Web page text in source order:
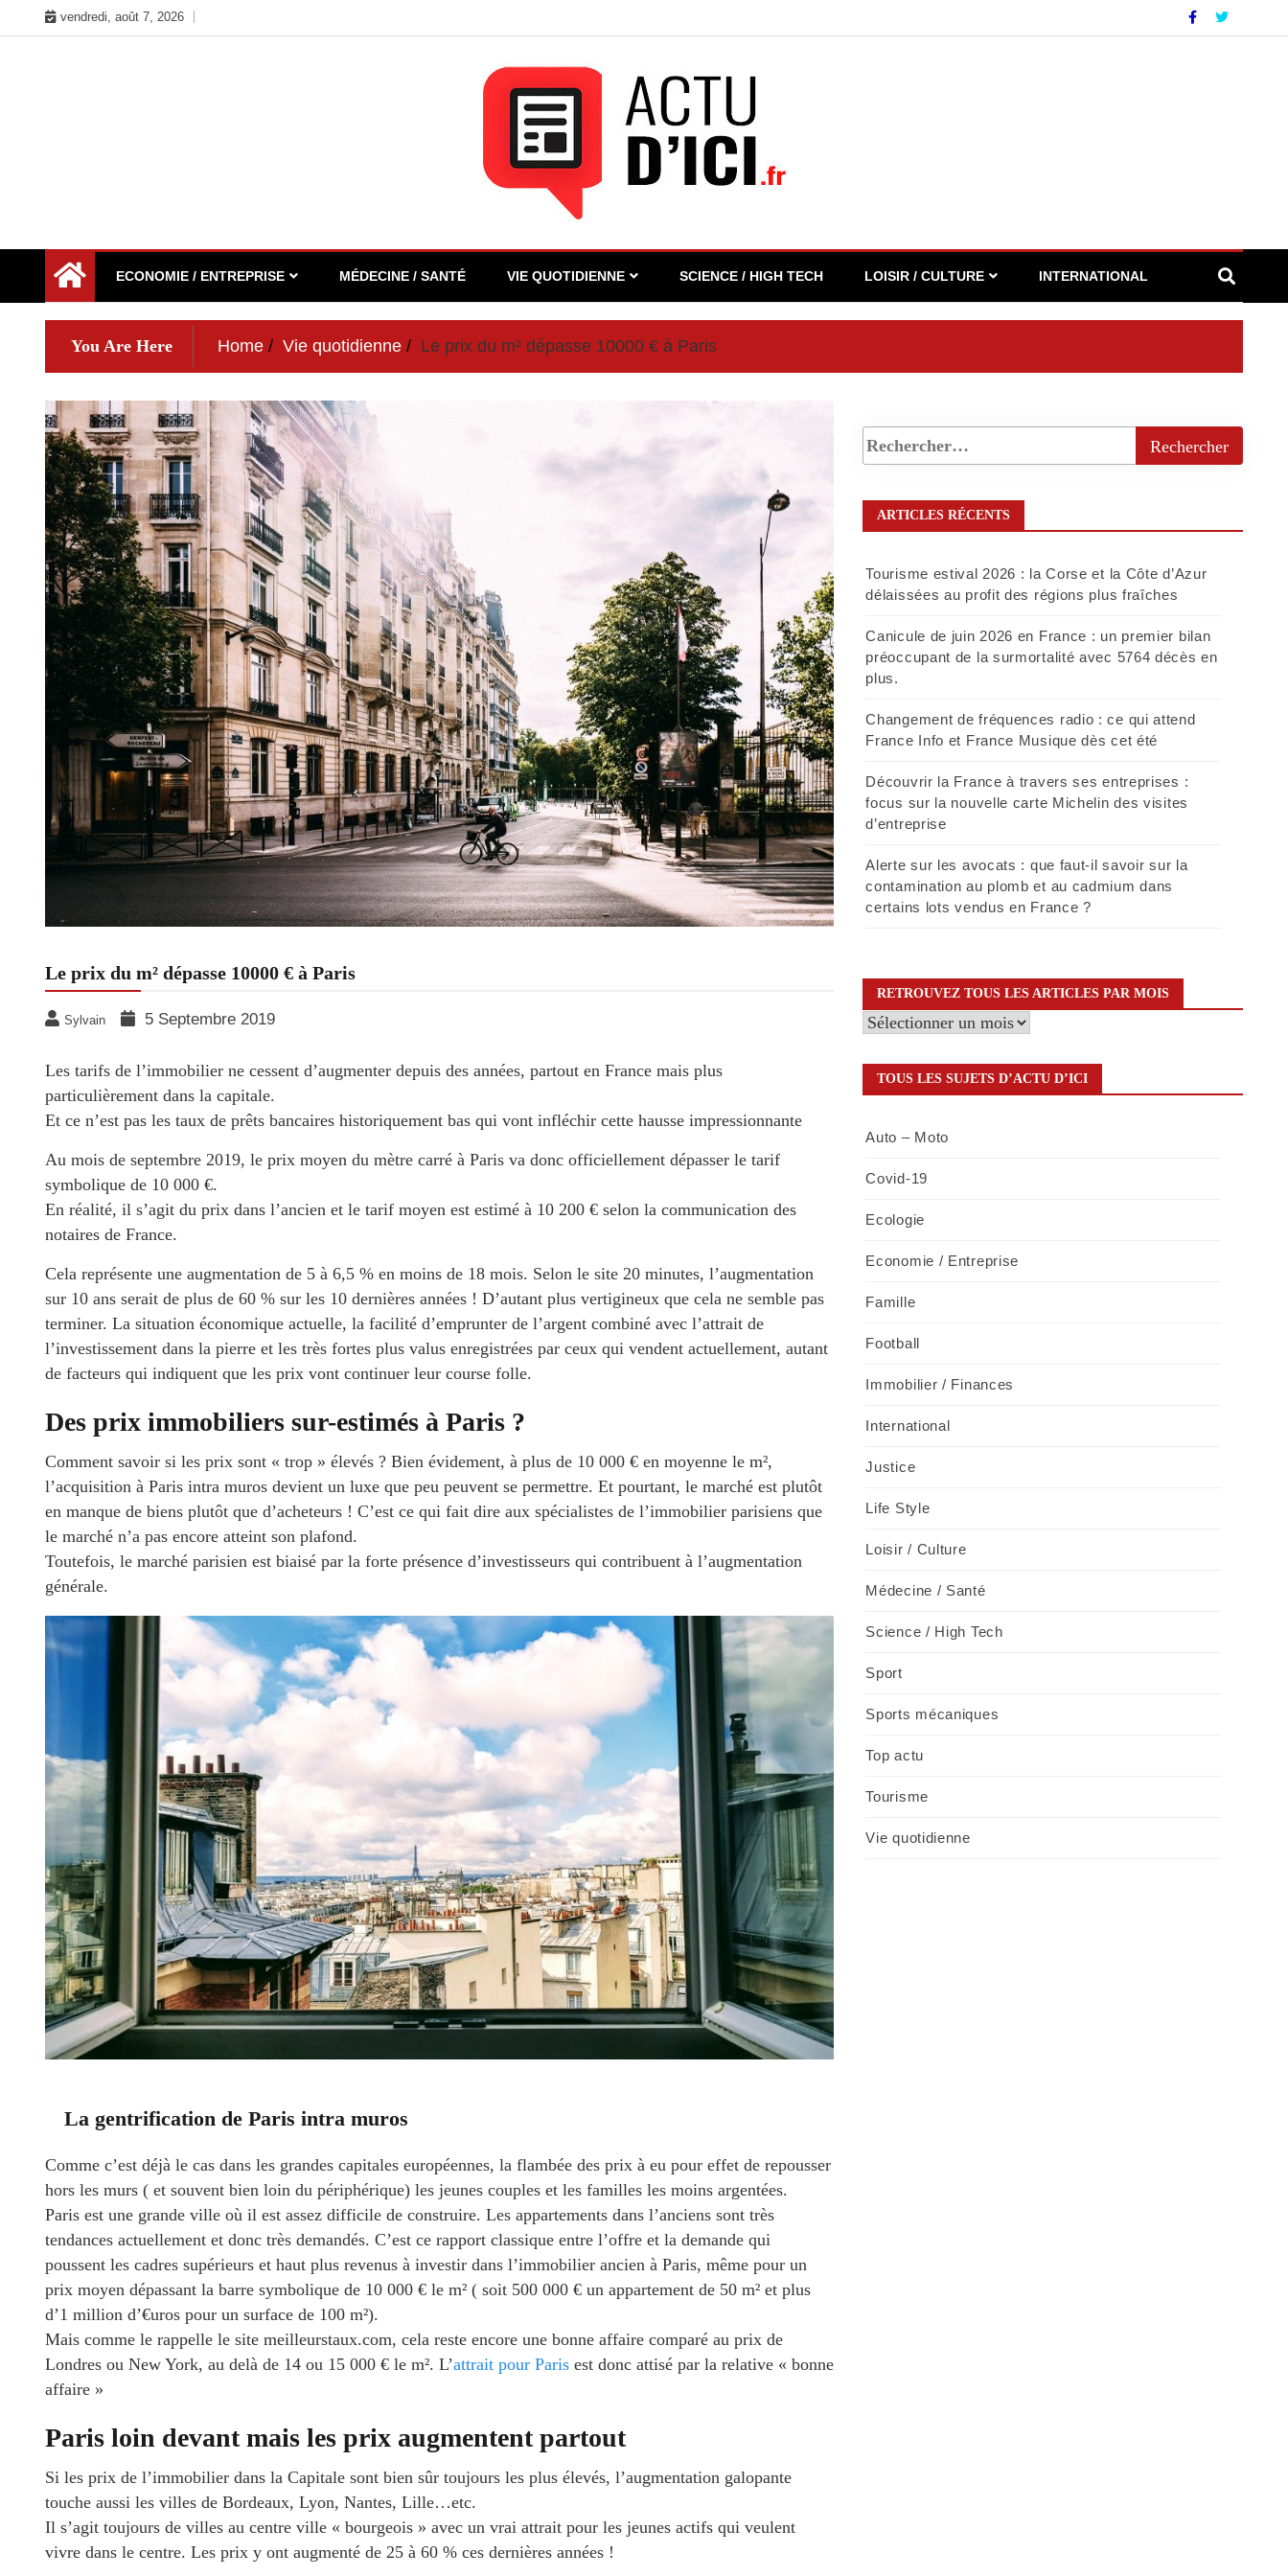
to
vendredi, août 7, 2026
Actu d'Ici
ECONOMIE / ENTREPRISE MÉDECINE / SANTÉ VIE QUOTIDIENNE SCIENCE / HIGH TECH LOISIR / CULTURE INTERNATIONAL
You Are Here Home Vie quotidienne Le prix du m² dépasse 10000 € à Paris
Le prix du m² dépasse 10000 € à Paris
Sylvain 5 Septembre 2019
Les tarifs de l’immobilier ne cessent d’augmenter depuis des années, partout en France mais plus
particulièrement dans la capitale.
Et ce n’est pas les taux de prêts bancaires historiquement bas qui vont infléchir cette hausse impressionnante
Au mois de septembre 2019, le prix moyen du mètre carré à Paris va donc officiellement dépasser le tarif
symbolique de 10 000 €.
En réalité, il s’agit du prix dans l’ancien et le tarif moyen est estimé à 10 200 € selon la communication des
notaires de France.
Cela représente une augmentation de 5 à 6,5 % en moins de 18 mois. Selon le site 20 minutes, l’augmentation
sur 10 ans serait de plus de 60 % sur les 10 dernières années ! D’autant plus vertigineux que cela ne semble pas
terminer. La situation économique actuelle, la facilité d’emprunter de l’argent combiné avec l’attrait de
l’investissement dans la pierre et les très fortes plus valus enregistrées par ceux qui vendent actuellement, autant
de facteurs qui indiquent que les prix vont continuer leur course folle.
Des prix immobiliers sur-estimés à Paris ?
Comment savoir si les prix sont « trop » élevés ? Bien évidement, à plus de 10 000 € en moyenne le m²,
l’acquisition à Paris intra muros devient un luxe que peu peuvent se permettre. Et pourtant, le marché est plutôt
en manque de biens plutôt que d’acheteurs ! C’est ce qui fait dire aux spécialistes de l’immobilier parisiens que
le marché n’a pas encore atteint son plafond.
Toutefois, le marché parisien est biaisé par la forte présence d’investisseurs qui contribuent à l’augmentation
générale.
La gentrification de Paris intra muros
Comme c’est déjà le cas dans les grandes capitales européennes, la flambée des prix à eu pour effet de repousser
hors les murs ( et souvent bien loin du périphérique) les jeunes couples et les familles les moins argentées.
Paris est une grande ville où il est assez difficile de construire. Les appartements dans l’anciens sont très
tendances actuellement et donc très demandés. C’est ce rapport classique entre l’offre et la demande qui
poussent les cadres supérieurs et haut plus revenus à investir dans l’immobilier ancien à Paris, même pour un
prix moyen dépassant la barre symbolique de 10 000 € le m² ( soit 500 000 € un appartement de 50 m² et plus
d’1 million d’€uros pour un surface de 100 m²).
Mais comme le rappelle le site meilleurstaux.com, cela reste encore une bonne affaire comparé au prix de
Londres ou New York, au delà de 14 ou 15 000 € le m². L’attrait pour Paris est donc attisé par la relative « bonne
affaire »
Paris loin devant mais les prix augmentent partout
Si les prix de l’immobilier dans la Capitale sont bien sûr toujours les plus élevés, l’augmentation galopante
touche aussi les villes de Bordeaux, Lyon, Nantes, Lille…etc.
Il s’agit toujours de villes au centre ville « bourgeois » avec un vrai attrait pour les jeunes actifs qui veulent
vivre dans le centre. Les prix y ont augmenté de 25 à 60 % ces dernières années !
ARTICLES RÉCENTS
Tourisme estival 2026 : la Corse et la Côte d’Azur
délaissées au profit des régions plus fraîches
Canicule de juin 2026 en France : un premier bilan
préoccupant de la surmortalité avec 5764 décès en
plus.
Changement de fréquences radio : ce qui attend
France Info et France Musique dès cet été
Découvrir la France à travers ses entreprises :
focus sur la nouvelle carte Michelin des visites
d’entreprise
Alerte sur les avocats : que faut-il savoir sur la
contamination au plomb et au cadmium dans
certains lots vendus en France ?
RETROUVEZ TOUS LES ARTICLES PAR MOIS
Retrouvez
les
articles
TOUS LES SUJETS D’ACTU D’ICI
Auto – Moto
Covid-19
Ecologie
Economie / Entreprise
Famille
Football
Immobilier / Finances
International
Justice
Life Style
Loisir / Culture
Médecine / Santé
Science / High Tech
Sport
Sports mécaniques
Top actu
Tourisme
Vie quotidienne